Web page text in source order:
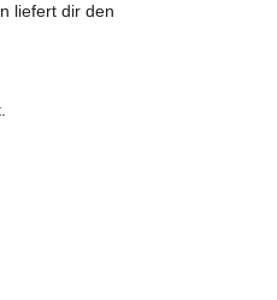
liefert dir den